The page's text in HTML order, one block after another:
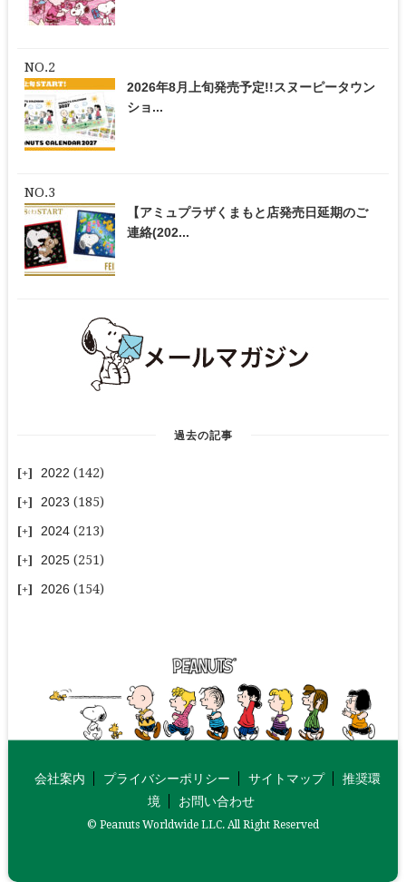
2026年8月上旬発売予定!!スヌーピータウン
ショ...
【アミュプラザくまもと店発売日延期のご
連絡(202...
過去の記事
2022 (142)
2023 (185)
2024 (213)
2025 (251)
2026 (154)
会社案内 プライバシーポリシー サイトマップ
推奨環
境
お問い合わせ
© Peanuts Worldwide LLC. All Right Reserved